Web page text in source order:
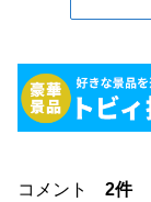
コメント 2件